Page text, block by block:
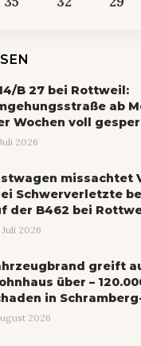
B 27 bei Rottweil:
ab
Wochen voll
2026
missachtet
Schwerverletzte
der B462 bei
Juli 2026
greift
über –
in
2026